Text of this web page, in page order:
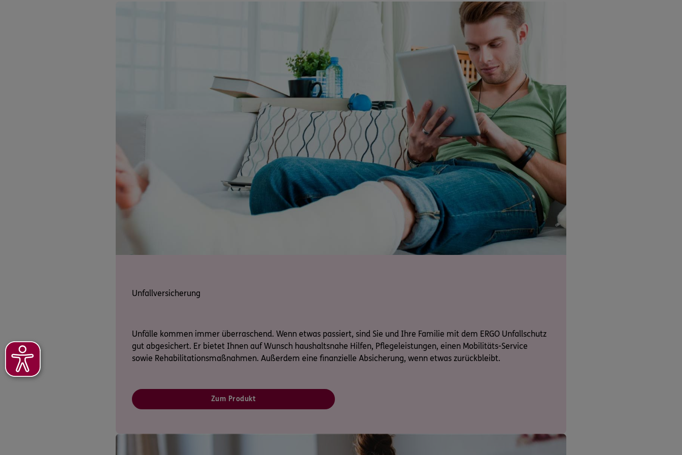
Unfallversicherung
Unfälle kommen immer überraschend. Wenn etwas passiert, sind Sie und Ihre Familie mit dem ERGO Unfallschutz
gut abgesichert. Er bietet Ihnen auf Wunsch haushaltsnahe Hilfen, Pflegeleistungen, einen Mobilitäts-Service
sowie Rehabilitationsmaßnahmen. Außerdem eine finanzielle Absicherung, wenn etwas zurückbleibt.
Zum Produkt